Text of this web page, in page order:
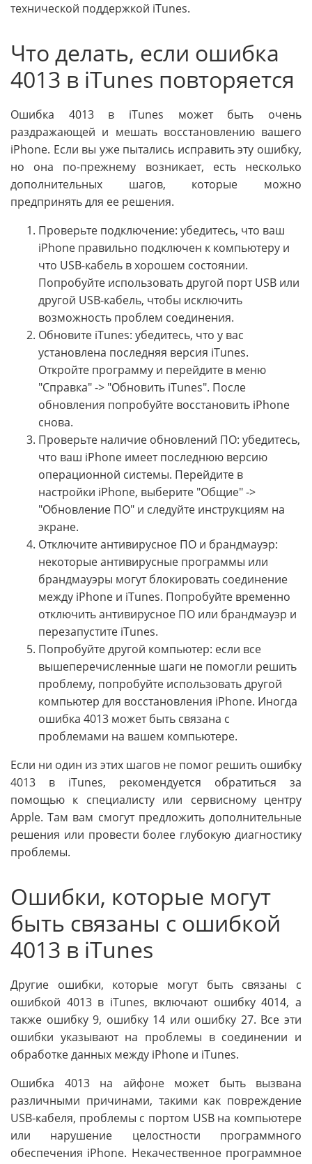
технической поддержкой iTunes.
Что делать, если ошибка
4013 в iTunes повторяется
Ошибка 4013 в iTunes может быть очень
раздражающей и мешать восстановлению вашего
iPhone. Если вы уже пытались исправить эту ошибку,
но она по-прежнему возникает, есть несколько
дополнительных шагов, которые можно
предпринять для ее решения.
Проверьте подключение: убедитесь, что ваш
iPhone правильно подключен к компьютеру и
что USB-кабель в хорошем состоянии.
Попробуйте использовать другой порт USB или
другой USB-кабель, чтобы исключить
возможность проблем соединения.
Обновите iTunes: убедитесь, что у вас
установлена последняя версия iTunes.
Откройте программу и перейдите в меню
"Справка" -> "Обновить iTunes". После
обновления попробуйте восстановить iPhone
снова.
Проверьте наличие обновлений ПО: убедитесь,
что ваш iPhone имеет последнюю версию
операционной системы. Перейдите в
настройки iPhone, выберите "Общие" ->
"Обновление ПО" и следуйте инструкциям на
экране.
Отключите антивирусное ПО и брандмауэр:
некоторые антивирусные программы или
брандмауэры могут блокировать соединение
между iPhone и iTunes. Попробуйте временно
отключить антивирусное ПО или брандмауэр и
перезапустите iTunes.
Попробуйте другой компьютер: если все
вышеперечисленные шаги не помогли решить
проблему, попробуйте использовать другой
компьютер для восстановления iPhone. Иногда
ошибка 4013 может быть связана с
проблемами на вашем компьютере.
Если ни один из этих шагов не помог решить ошибку
4013 в iTunes, рекомендуется обратиться за
помощью к специалисту или сервисному центру
Apple. Там вам смогут предложить дополнительные
решения или провести более глубокую диагностику
проблемы.
Ошибки, которые могут
быть связаны с ошибкой
4013 в iTunes
Другие ошибки, которые могут быть связаны с
ошибкой 4013 в iTunes, включают ошибку 4014, а
также ошибку 9, ошибку 14 или ошибку 27. Все эти
ошибки указывают на проблемы в соединении и
обработке данных между iPhone и iTunes.
Ошибка 4013 на айфоне может быть вызвана
различными причинами, такими как повреждение
USB-кабеля, проблемы с портом USB на компьютере
или нарушение целостности программного
обеспечения iPhone. Некачественное программное